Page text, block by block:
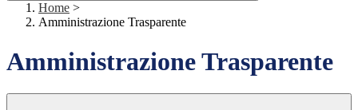
Home >
Amministrazione Trasparente
Amministrazione Trasparente